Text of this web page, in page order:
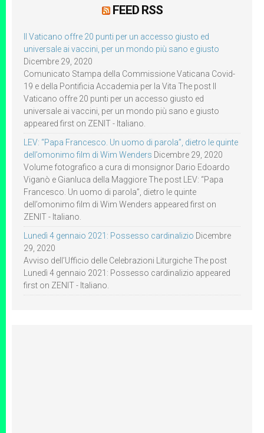
FEED RSS
Il Vaticano offre 20 punti per un accesso giusto ed
universale ai vaccini, per un mondo più sano e giusto
Dicembre 29, 2020
Comunicato Stampa della Commissione Vaticana Covid-
19 e della Pontificia Accademia per la Vita The post Il
Vaticano offre 20 punti per un accesso giusto ed
universale ai vaccini, per un mondo più sano e giusto
appeared first on ZENIT - Italiano.
LEV: “Papa Francesco. Un uomo di parola”, dietro le quinte
dell’omonimo film di Wim Wenders Dicembre 29, 2020
Volume fotografico a cura di monsignor Dario Edoardo
Viganò e Gianluca della Maggiore The post LEV: “Papa
Francesco. Un uomo di parola”, dietro le quinte
dell’omonimo film di Wim Wenders appeared first on
ZENIT - Italiano.
Lunedì 4 gennaio 2021: Possesso cardinalizio Dicembre
29, 2020
Avviso dell’Ufficio delle Celebrazioni Liturgiche The post
Lunedì 4 gennaio 2021: Possesso cardinalizio appeared
first on ZENIT - Italiano.